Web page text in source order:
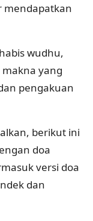
mendapatkan
wudhu,
yang
pengakuan
berikut ini
doa
versi doa
dan